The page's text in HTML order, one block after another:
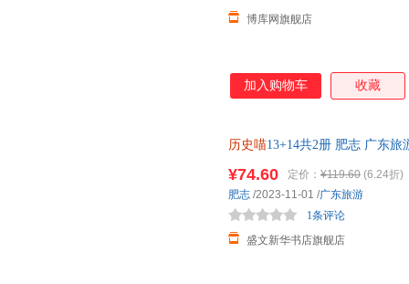
博库网旗舰店
加入购物车 收藏
历史喵13+14共2册 肥志 广东
¥74.60 定价： ¥119.60 (6.24折)
盛文新华书店旗舰店
1条评论
肥志 /2023-11-01 /广东旅游